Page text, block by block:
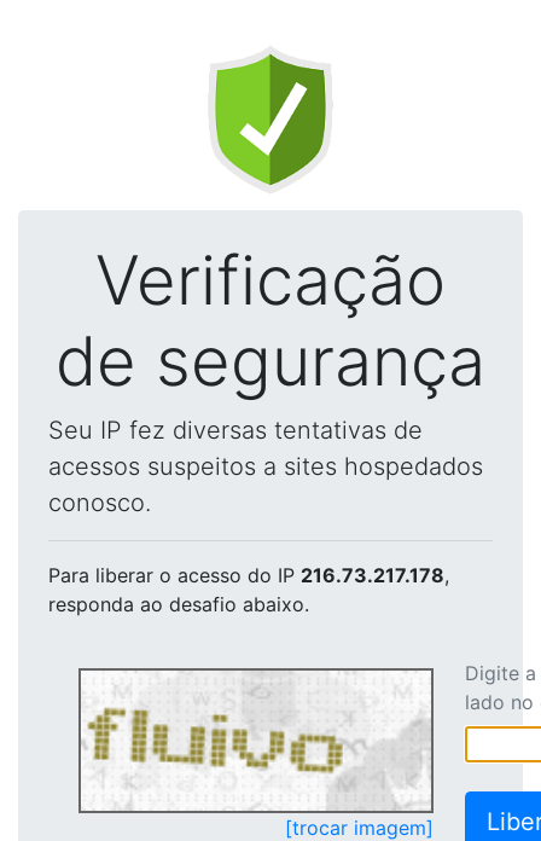
Verificação
de segurança
Seu IP fez diversas tentativas de
acessos suspeitos a sites hospedados
conosco.
Para liberar o acesso do IP 216.73.217.178,
responda ao desafio abaixo.
[trocar imagem]
Digite
lado no